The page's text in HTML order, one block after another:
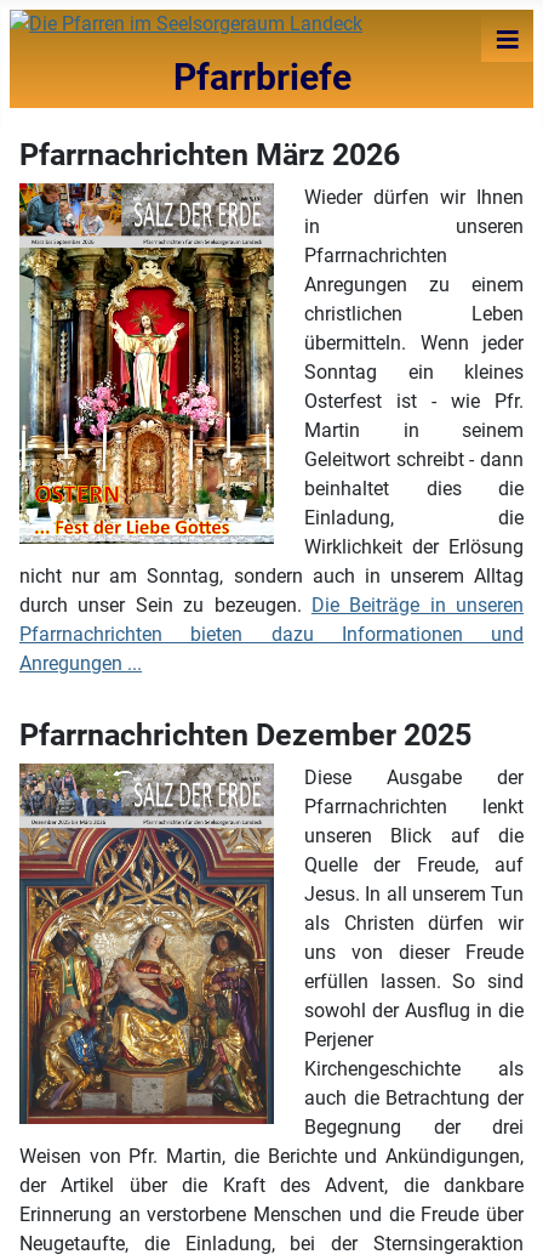
Pfarrbriefe
≡
Pfarrnachrichten März 2026
Wieder dürfen wir Ihnen
in unseren
Pfarrnachrichten
Anregungen zu einem
christlichen Leben
übermitteln. Wenn jeder
Sonntag ein kleines
Osterfest ist - wie Pfr.
Martin in seinem
Geleitwort schreibt - dann
beinhaltet dies die
Einladung, die
Wirklichkeit der Erlösung
nicht nur am Sonntag, sondern auch in unserem Alltag
durch unser Sein zu bezeugen. Die Beiträge in unseren
Pfarrnachrichten bieten dazu Informationen und
Anregungen ...
Pfarrnachrichten Dezember 2025
Diese Ausgabe der
Pfarrnachrichten lenkt
unseren Blick auf die
Quelle der Freude, auf
Jesus. In all unserem Tun
als Christen dürfen wir
uns von dieser Freude
erfüllen lassen. So sind
sowohl der Ausflug in die
Perjener
Kirchengeschichte als
auch die Betrachtung der
Begegnung der drei
Weisen von Pfr. Martin, die Berichte und Ankündigungen,
der Artikel über die Kraft des Advent, die dankbare
Erinnerung an verstorbene Menschen und die Freude über
Neugetaufte, die Einladung, bei der Sternsingeraktion